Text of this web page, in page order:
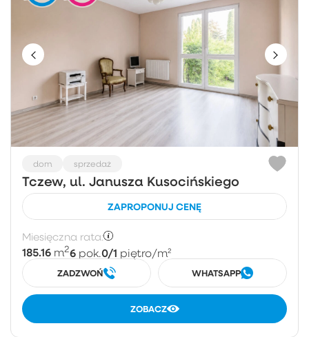
dom sprzedaż
Tczew, ul. Janusza Kusocińskiego
ZAPROPONUJ CENĘ
Miesięczna rata:
185.16 m26 pok.0/1 piętro/m²
ZADZWOŃ WHATSAPP
ZOBACZ